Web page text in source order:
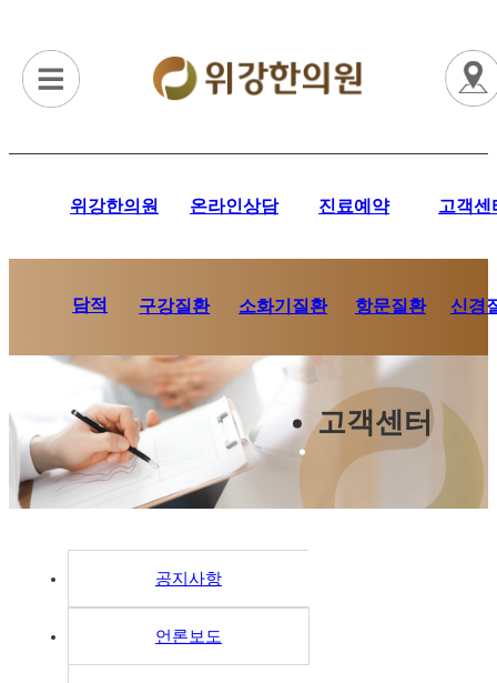
위강한의원 온라인상담 진료예약 고객센
담적 구강질환 소화기질환 항문질환 신경
고객센터
공지사항
언론보도